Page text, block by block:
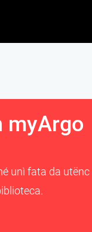
myArgo
unì fata da utënc